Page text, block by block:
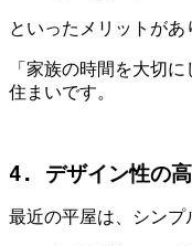
といったメリットがあ
「家族の時間を大切
住まいです。
4. デザイン性の
最近の平屋は、シンプ